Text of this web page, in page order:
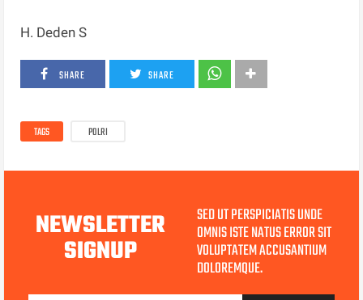
H. Deden S
SHARE SHARE
TAGS POLRI
NEWSLETTER
SIGNUP
SED UT PERSPICIATIS UNDE
OMNIS ISTE NATUS ERROR SIT
VOLUPTATEM ACCUSANTIUM
DOLOREMQUE.